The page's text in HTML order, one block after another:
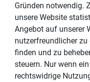
Gründen notwendig.
unsere Website
Angebot auf unserer
nutzerfreundlicher zu
finden und zu
steuern. Nur wenn
rechtswidrige